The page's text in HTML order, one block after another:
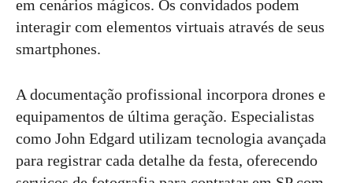
em cenários mágicos. Os convidados podem
interagir com elementos virtuais através de seus
smartphones.
A documentação profissional incorpora drones e
equipamentos de última geração. Especialistas
como John Edgard utilizam tecnologia avançada
para registrar cada detalhe da festa, oferecendo